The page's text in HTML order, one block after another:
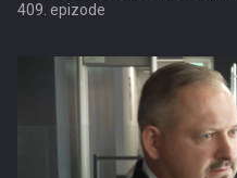
409. epizode